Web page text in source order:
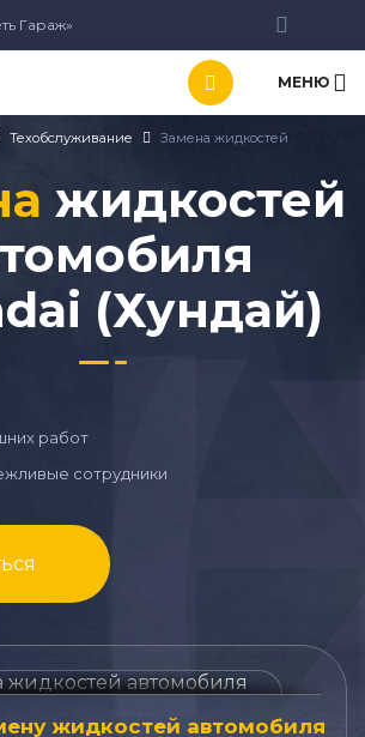
Гараж»
МЕНЮ
Техобслуживание Замена жидкостей
жидкостей
(Хундай)
работ
сотрудники
жидкостей автомобиля